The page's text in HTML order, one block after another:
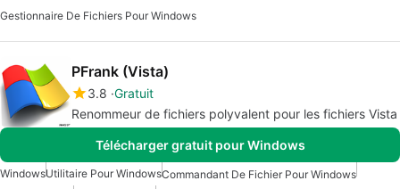
Gestionnaire De Fichiers Pour Windows
PFrank (Vista)
3.8 Gratuit
Renommeur de fichiers polyvalent pour les fichiers Vista
Télécharger gratuit pour Windows
WindowsUtilitaire Pour WindowsCommandant De Fichier Pour Windows